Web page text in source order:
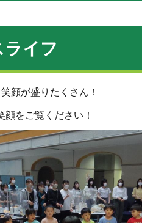
イフ
顔が盛りたくさん！
をご覧ください！